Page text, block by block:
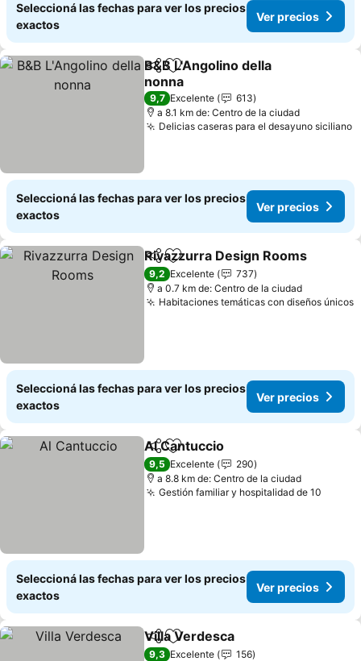
Seleccioná las fechas para ver los precios
exactos
Ver precios
CompartirAñadir a favoritos
B&B L'Angolino della
nonna
9,7 Excelente
613
a 8.1 km de: Centro de la ciudad
Delicias caseras para el desayuno siciliano
Seleccioná las fechas para ver los precios
exactos
Ver precios
CompartirAñadir a favoritos
Rivazzurra Design Rooms
9,2 Excelente
737
a 0.7 km de: Centro de la ciudad
Habitaciones temáticas con diseños únicos
Seleccioná las fechas para ver los precios
exactos
Ver precios
CompartirAñadir a favoritos
Al Cantuccio
9,5 Excelente
290
a 8.8 km de: Centro de la ciudad
Gestión familiar y hospitalidad de 10
Seleccioná las fechas para ver los precios
exactos
Ver precios
CompartirAñadir a favoritos
Villa Verdesca
9,3 Excelente
156